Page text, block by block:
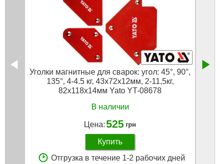
Уголки магнитные для сварок: угол: 45°, 90°,
135°, 4-4.5 кг, 43х72х12мм, 2-11,5кг,
82х118х14мм Yato YT-08678
В наличии
Цена:525 грн
Купить
Отгрузка в течение 1-2 рабочих дней